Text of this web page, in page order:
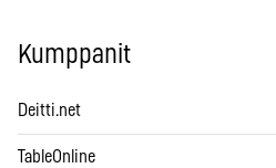
Kumppanit
Deitti.net
TableOnline